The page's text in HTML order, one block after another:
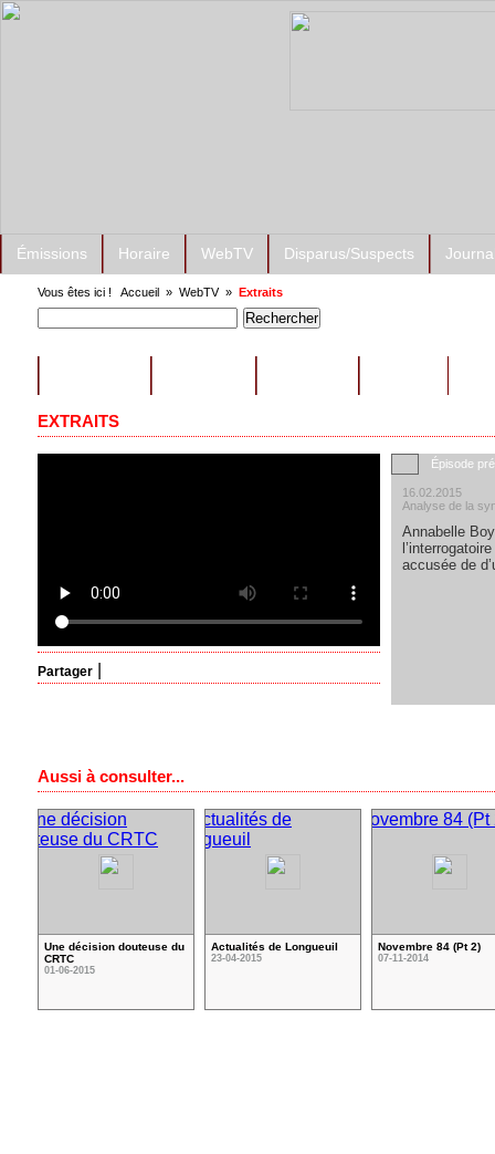
Émissions Horaire WebTV Disparus/Suspects
Vous êtes ici ! Accueil » WebTV» Extraits
EXTRAITS
Partager
Épisode
16.02.2015
Analyse de la
Annabelle
accusée de
Aussi à consulter...
Une décision douteuse du
CRTC
01-06-2015
Actualités de Longueuil
23-04-2015
Novembre 84 (Pt 2)
07-11-2014